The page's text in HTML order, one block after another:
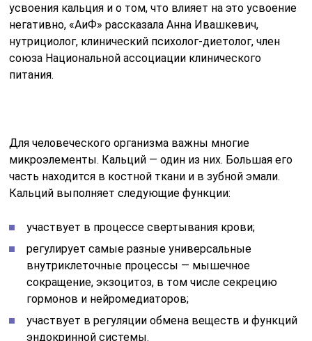
усвоения кальция и о том, что влияет на это усвоение
негативно, «АиФ» рассказала Анна Ивашкевич,
нутрициолог, клинический психолог-диетолог, члeн
союза Национальной ассоциации клинического
питания.
Для человеческого организма важны многие
микроэлементы. Кальций — один из них. Большая его
часть находится в костной ткани и в зубной эмали.
Кальций выполняет следующие функции:
участвует в процессе свертывания крови;
регулирует самые разные универсальные
внутриклеточные процессы — мышечное
сокращение, экзоцитоз, в том числе секрецию
гормонов и нейромедиаторов;
участвует в регуляции обмена веществ и функций
эндокринной системы.